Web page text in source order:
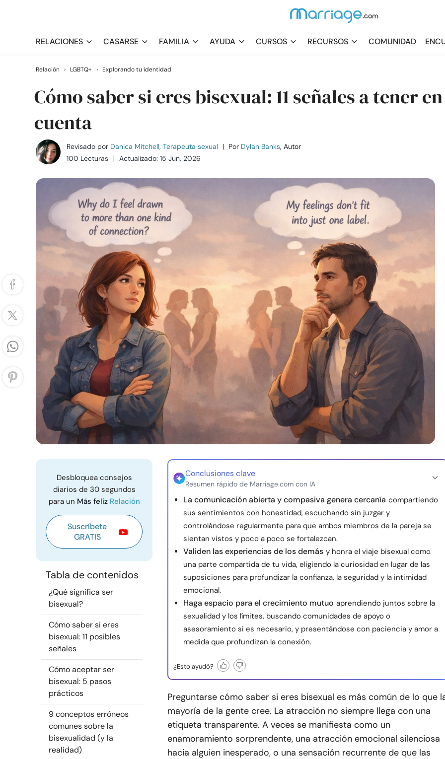
RELACIONES CASARSE FAMILIA AYUDA CURSOS RECURSOS COMUNIDAD
Relación › LGBTQ+ › Explorando tu identidad
Cómo saber si eres bisexual: 11 señales a tener en
cuenta
Revisado por Danica Mitchell, Terapeuta sexual | Por Dylan Banks, Autor
100 Lecturas
Actualizado: 15 Jun, 2026
Desbloquea consejos
diarios de 30 segundos
para un Más feliz Relación
Suscríbete
GRATIS
Tabla de contenidos
¿Qué significa ser
bisexual?
Cómo saber si eres
bisexual: 11 posibles
señales
Cómo aceptar ser
bisexual: 5 pasos
prácticos
9 conceptos erróneos
comunes sobre la
bisexualidad (y la
realidad)
Conclusiones clave
Resumen rápido de Marriage.com con IA
La comunicación abierta y compasiva genera cercanía compartiendo
sus sentimientos con honestidad, escuchando sin juzgar y
controlándose regularmente para que ambos miembros de la pareja se
sientan vistos y poco a poco se fortalezcan.
Validen las experiencias de los demás y honra el viaje bisexual como
una parte compartida de tu vida, eligiendo la curiosidad en lugar de las
suposiciones para profundizar la confianza, la seguridad y la intimidad
emocional.
Haga espacio para el crecimiento mutuo aprendiendo juntos sobre la
sexualidad y los límites, buscando comunidades de apoyo o
asesoramiento si es necesario, y presentándose con paciencia y amor a
medida que profundizan la conexión.
¿Esto ayudó?
Preguntarse cómo saber si eres bisexual es más común de lo que
mayoría de la gente cree. La atracción no siempre llega con una
etiqueta transparente. A veces se manifiesta como un
enamoramiento sorprendente, una atracción emocional silenciosa
hacia alguien inesperado, o una sensación recurrente de que las